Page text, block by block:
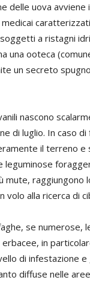
delle uova
a ristagni
una ooteca
un secreto
nascono
di luglio. In caso
il terreno e
mute, raggiungono
volo alla ricerca di
se numerose,
erbacee, in
di infestazione
diffuse nelle